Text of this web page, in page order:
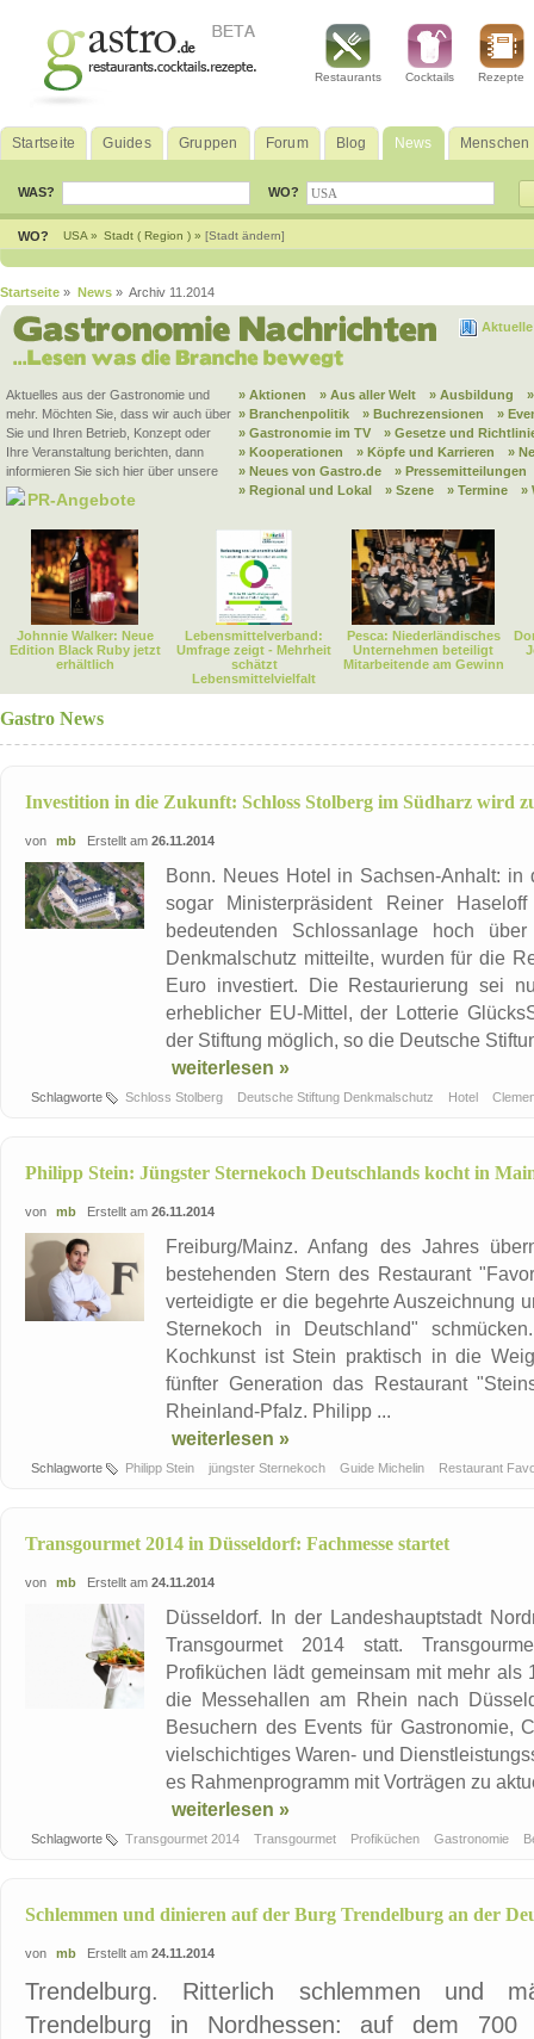
Restaurants Cocktails Rezepte
Startseite Guides Gruppen Forum Blog News Menschen
WAS? WO?
WO? USA » Stadt ( Region ) » [Stadt ändern]
Startseite » News » Archiv 11.2014
Aktuelles aus der Gastronomie und
mehr. Möchten Sie, dass wir auch über
Sie und Ihren Betrieb, Konzept oder
Ihre Veranstaltung berichten, dann
informieren Sie sich hier über unsere
PR-Angebote
» Aktionen » Aus aller Welt » Ausbildung
» Branchenpolitik
» Buchrezensionen
»
» Gastronomie im TV
» Gesetze und
» Kooperationen
» Köpfe und Karrieren
»
» Neues von Gastro.de
» Pressemitteilungen
» Regional und Lokal
» Szene » Termine »
Johnnie Walker: Neue
Edition Black Ruby jetzt
erhältlich
Lebensmittelverband:
Umfrage zeigt - Mehrheit
schätzt
Lebensmittelvielfalt
Pesca: Niederländisches
Unternehmen beteiligt
Mitarbeitende am Gewinn
Gastro News
Investition in die Zukunft: Schloss Stolberg im Südharz wird
von mb Erstellt am 26.11.2014
Bonn. Neues Hotel in Sachsen-Anhalt:
sogar Ministerpräsident Reiner
bedeutenden Schlossanlage hoch
Denkmalschutz mitteilte, wurden für die
Euro investiert. Die Restaurierung sei
erheblicher EU-Mittel, der Lotterie
der Stiftung möglich, so die Deutsche
weiterlesen »
Schlagworte Schloss Stolberg Deutsche Stiftung Denkmalschutz Hotel
Philipp Stein: Jüngster Sternekoch Deutschlands kocht in
von mb Erstellt am 26.11.2014
Freiburg/Mainz. Anfang des Jahres
bestehenden Stern des Restaurant
verteidigte er die begehrte Auszeichnung
Sternekoch in Deutschland"
Kochkunst ist Stein praktisch in die
fünfter Generation das Restaurant
Rheinland-Pfalz. Philipp ...
weiterlesen »
Schlagworte Philipp Stein jüngster Sternekoch Guide Michelin Restaurant
Transgourmet 2014 in Düsseldorf: Fachmesse startet
von mb Erstellt am 24.11.2014
Düsseldorf. In der Landeshauptstadt
Transgourmet 2014 statt.
Profiküchen lädt gemeinsam mit mehr
die Messehallen am Rhein nach
Besuchern des Events für Gastronomie,
vielschichtiges Waren- und
es Rahmenprogramm mit Vorträgen zu
weiterlesen »
Schlagworte Transgourmet 2014 Transgourmet Profiküchen Gastronomie
Schlemmen und dinieren auf der Burg Trendelburg an der
von mb Erstellt am 24.11.2014
Trendelburg. Ritterlich schlemmen und
Trendelburg in Nordhessen: auf dem